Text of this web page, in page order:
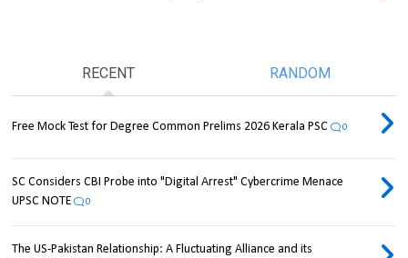
RECENT RANDOM
Free Mock Test for Degree Common Prelims 2026 Kerala PSC 0
SC Considers CBI Probe into "Digital Arrest" Cybercrime Menace
UPSC NOTE
0
The US-Pakistan Relationship: A Fluctuating Alliance and its